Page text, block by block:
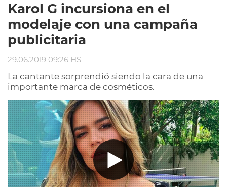
Karol G incursiona en el
modelaje con una campaña
publicitaria
29.06.2019 09:26 HS
La cantante sorprendió siendo la cara de una
importante marca de cosméticos.